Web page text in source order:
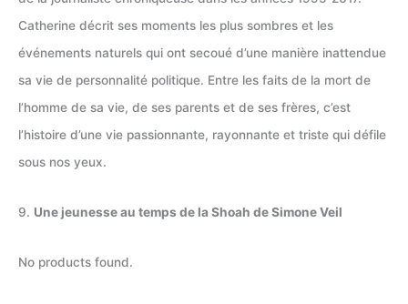
Catherine décrit ses moments les plus sombres et les
événements naturels qui ont secoué d’une manière inattendue
sa vie de personnalité politique. Entre les faits de la mort de
l’homme de sa vie, de ses parents et de ses frères, c’est
l’histoire d’une vie passionnante, rayonnante et triste qui défile
sous nos yeux.
9. Une jeunesse au temps de la Shoah de Simone Veil
No products found.